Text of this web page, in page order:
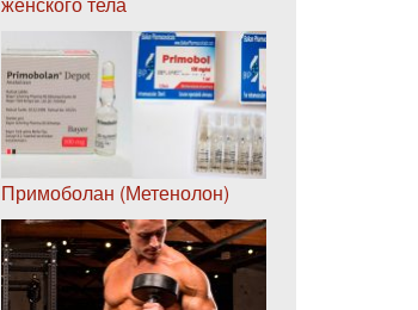
Примоболан (Метенолон)